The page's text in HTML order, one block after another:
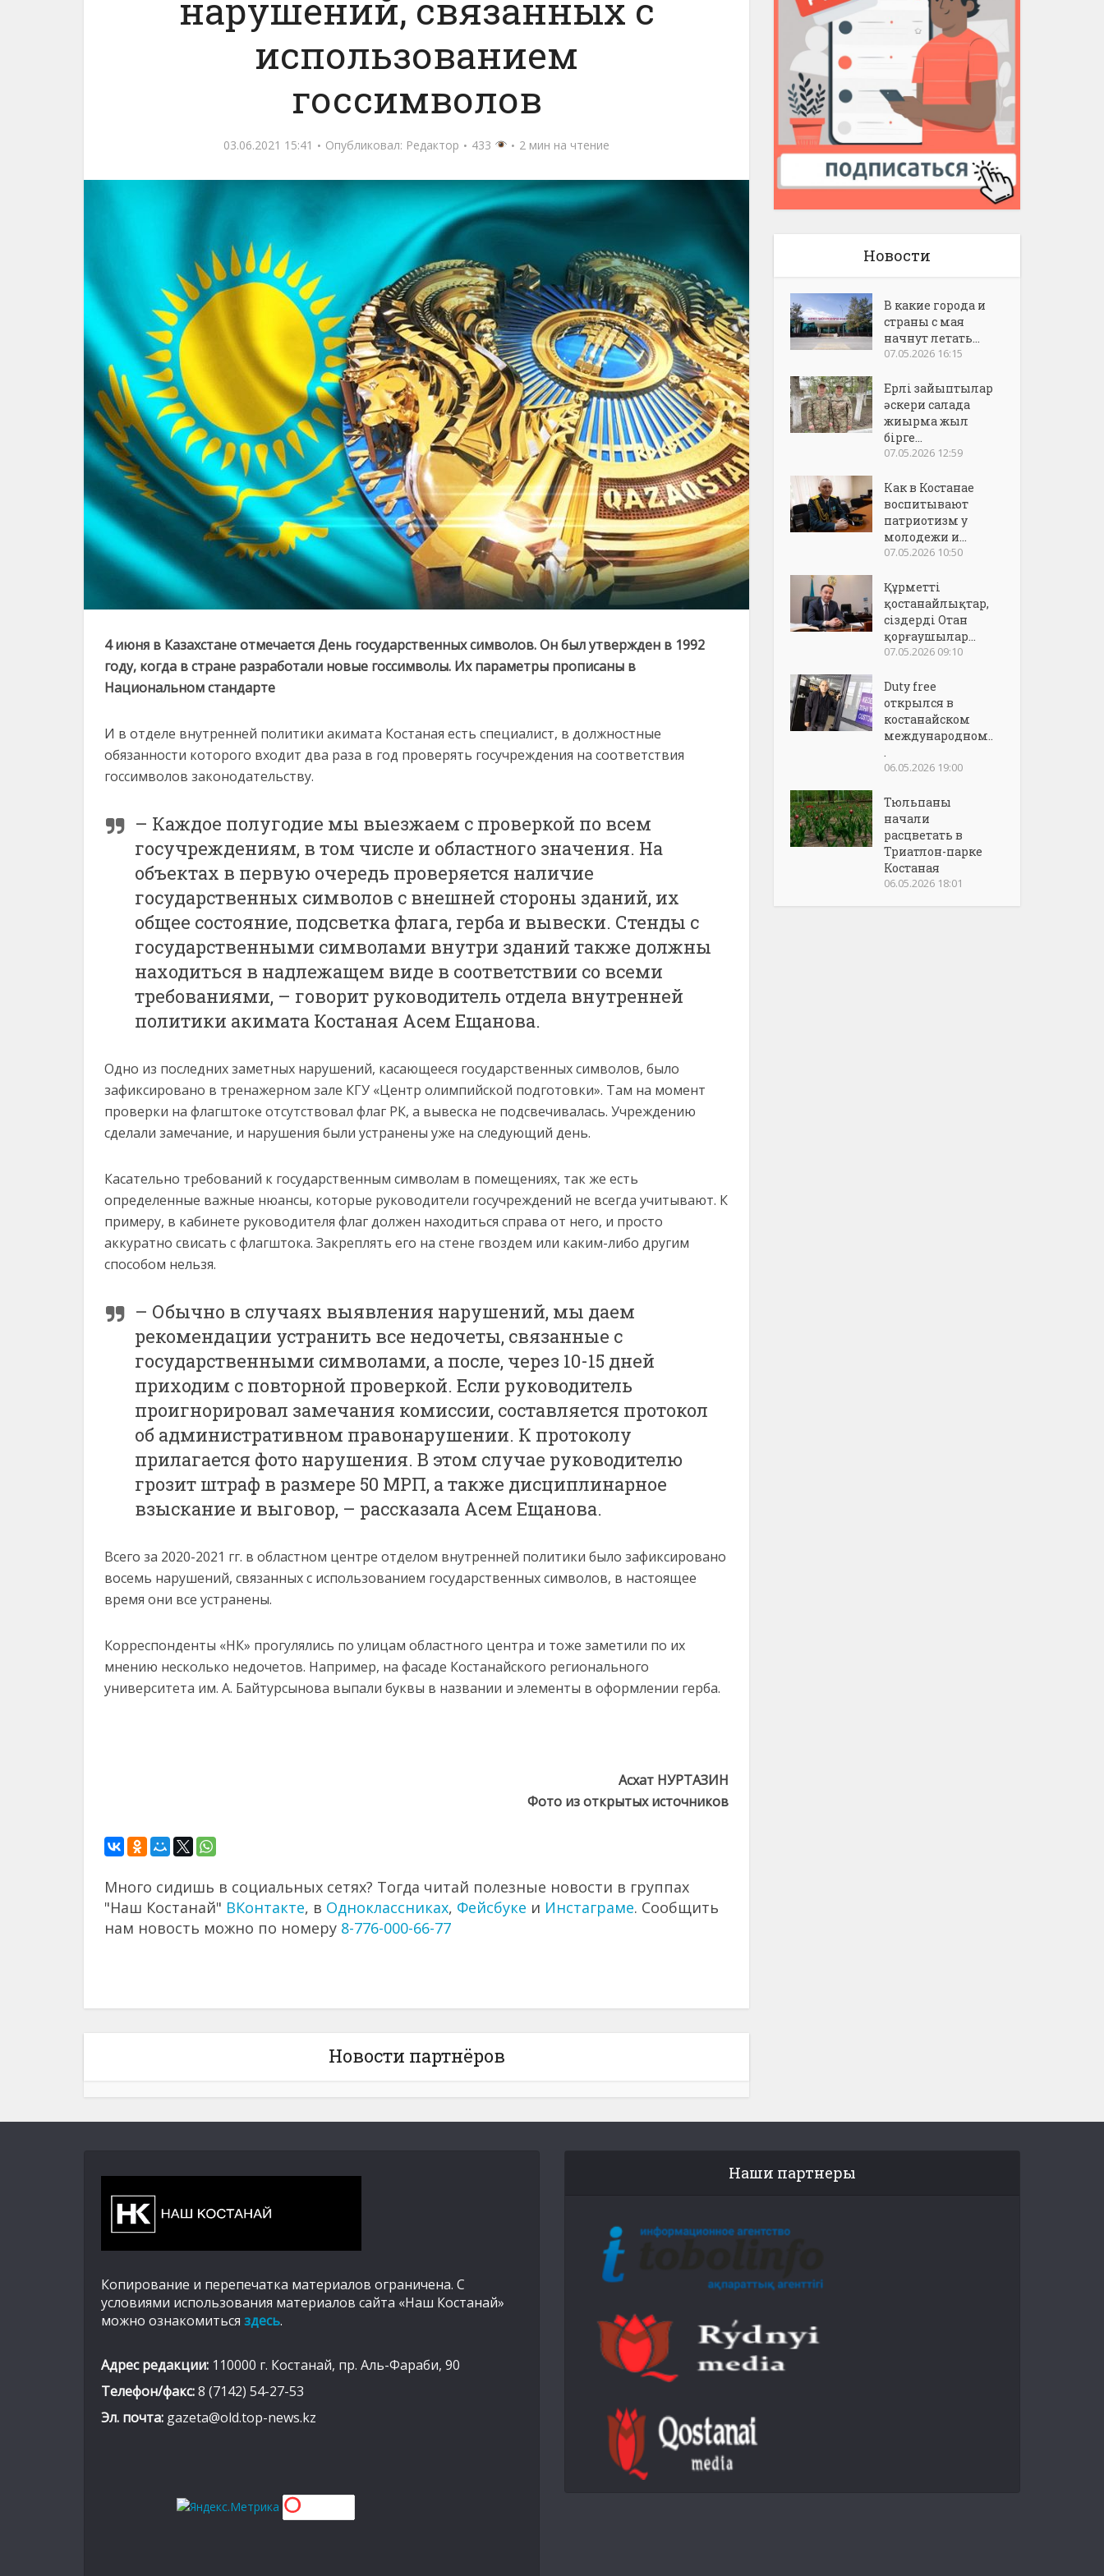
нарушений, связанных с
использованием
госсимволов
03.06.2021 15:41 Опубликовал: Редактор 433 2 мин на чтение
4 июня в Казахстане отмечается День государственных символов. Он был утвержден в 1992
году, когда в стране разработали новые госсимволы. Их параметры прописаны в
Национальном стандарте
И в отделе внутренней политики акимата Костаная есть специалист, в должностные
обязанности которого входит два раза в год проверять госучреждения на соответствия
госсимволов законодательству.
– Каждое полугодие мы выезжаем с проверкой по всем
госучреждениям, в том числе и областного значения. На
объектах в первую очередь проверяется наличие
государственных символов с внешней стороны зданий, их
общее состояние, подсветка флага, герба и вывески. Стенды с
государственными символами внутри зданий также должны
находиться в надлежащем виде в соответствии со всеми
требованиями, – говорит руководитель отдела внутренней
политики акимата Костаная Асем Ещанова.
Одно из последних заметных нарушений, касающееся государственных символов, было
зафиксировано в тренажерном зале КГУ «Центр олимпийской подготовки». Там на момент
проверки на флагштоке отсутствовал флаг РК, а вывеска не подсвечивалась. Учреждению
сделали замечание, и нарушения были устранены уже на следующий день.
Касательно требований к государственным символам в помещениях, так же есть
определенные важные нюансы, которые руководители госучреждений не всегда учитывают. К
примеру, в кабинете руководителя флаг должен находиться справа от него, и просто
аккуратно свисать с флагштока. Закреплять его на стене гвоздем или каким-либо другим
способом нельзя.
– Обычно в случаях выявления нарушений, мы даем
рекомендации устранить все недочеты, связанные с
государственными символами, а после, через 10-15 дней
приходим с повторной проверкой. Если руководитель
проигнорировал замечания комиссии, составляется протокол
об административном правонарушении. К протоколу
прилагается фото нарушения. В этом случае руководителю
грозит штраф в размере 50 МРП, а также дисциплинарное
взыскание и выговор, – рассказала Асем Ещанова.
Всего за 2020-2021 гг. в областном центре отделом внутренней политики было зафиксировано
восемь нарушений, связанных с использованием государственных символов, в настоящее
время они все устранены.
Корреспонденты «НК» прогулялись по улицам областного центра и тоже заметили по их
мнению несколько недочетов. Например, на фасаде Костанайского регионального
университета им. А. Байтурсынова выпали буквы в названии и элементы в оформлении герба.
Асхат НУРТАЗИН
Фото из открытых источников
Много сидишь в социальных сетях? Тогда читай полезные новости в группах
"Наш Костанай" ВКонтакте, в Одноклассниках, Фейсбуке и Инстаграме. Сообщить
нам новость можно по номеру 8-776-000-66-77
Новости партнёров
Новости
В какие города и
страны с мая
начнут летать...
07.05.2026 16:15
Ерлі зайыптылар
әскери салада
жиырма жыл
бірге...
07.05.2026 12:59
Как в Костанае
воспитывают
патриотизм у
молодежи и...
07.05.2026 10:50
Құрметті
қостанайлықтар,
сіздерді Отан
қорғаушылар...
07.05.2026 09:10
Duty free
открылся в
костанайском
международном..
.
06.05.2026 19:00
Тюльпаны
начали
расцветать в
Триатлон-парке
Костаная
06.05.2026 18:01
Копирование и перепечатка материалов ограничена. С
условиями использования материалов сайта «Наш Костанай»
можно ознакомиться здесь.
Адрес редакции: 110000 г. Костанай, пр. Аль-Фараби, 90
Телефон/факс:8 (7142) 54-27-53
Эл. почта: gazeta@old.top-news.kz
Наши партнеры